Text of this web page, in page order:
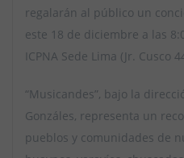
regalarán al público un
este 18 de diciembre a las
ICPNA Sede Lima (Jr. Cusco
“Musicandes”, bajo la
Gonzáles, representa un
pueblos y comunidades de